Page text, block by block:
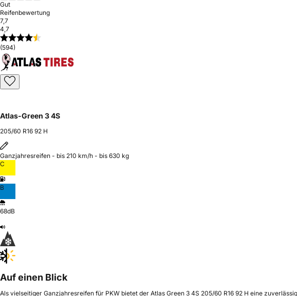
Gut
Reifenbewertung
7,7
4,7
(594)
Atlas-Green 3 4S
205/60 R16 92 H
Ganzjahresreifen - bis 210 km/h - bis 630 kg
C
B
68dB
Auf einen Blick
Als vielseitiger Ganzjahresreifen für PKW bietet der Atlas Green 3 4S 205/60 R16 92 H eine